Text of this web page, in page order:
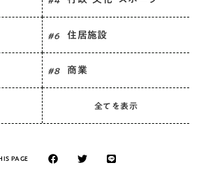
# 6 住居施設
# 8 商業
全てを表示
PAGE